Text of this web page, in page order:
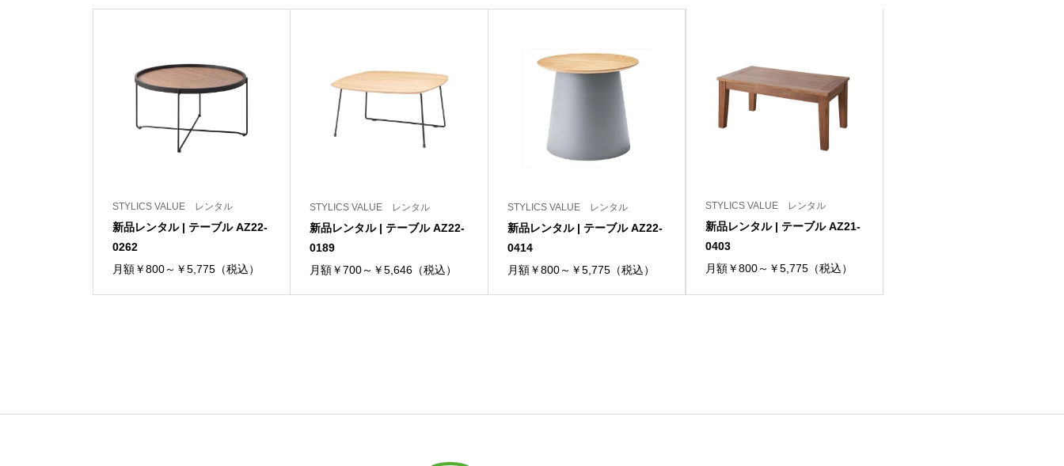
STYLICS VALUE レンタル
新品レンタル | テーブル AZ22-
0262
月額￥800～￥5,775（税込）
STYLICS VALUE レンタル
新品レンタル | テーブル AZ22-
0189
月額￥700～￥5,646（税込）
STYLICS VALUE レンタル
新品レンタル | テーブル AZ22-
0414
月額￥800～￥5,775（税込）
STYLICS VALUE レンタル
新品レンタル | テーブル AZ21-
0403
月額￥800～￥5,775（税込）